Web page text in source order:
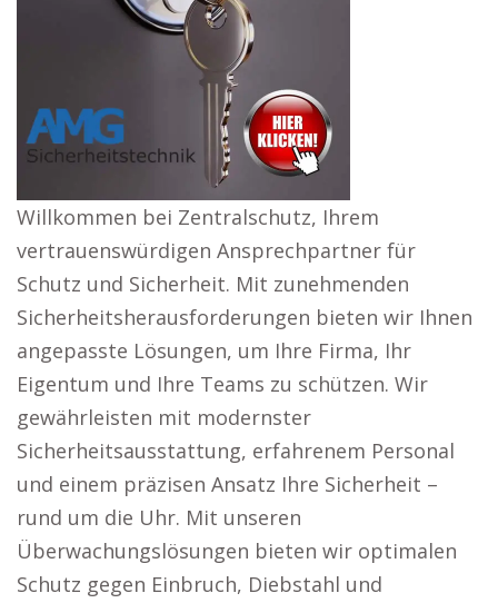
Willkommen bei Zentralschutz, Ihrem
vertrauenswürdigen Ansprechpartner für
Schutz und Sicherheit. Mit zunehmenden
Sicherheitsherausforderungen bieten wir Ihnen
angepasste Lösungen, um Ihre Firma, Ihr
Eigentum und Ihre Teams zu schützen. Wir
gewährleisten mit modernster
Sicherheitsausstattung, erfahrenem Personal
und einem präzisen Ansatz Ihre Sicherheit –
rund um die Uhr. Mit unseren
Überwachungslösungen bieten wir optimalen
Schutz gegen Einbruch, Diebstahl und